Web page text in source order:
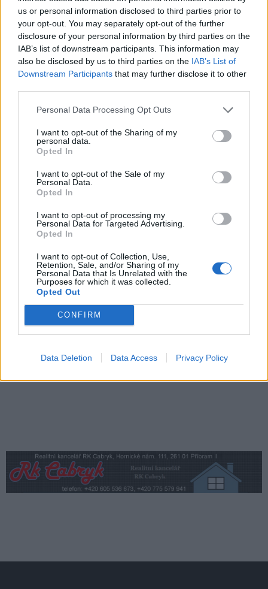
us or personal information disclosed to third parties prior to
your opt-out. You may separately opt-out of the further
disclosure of your personal information by third parties on the
IAB’s list of downstream participants. This information may
also be disclosed by us to third parties on the IAB’s List of
Downstream Participants that may further disclose it to other
Personal Data Processing Opt Outs
I want to opt-out of the Sharing of my
personal data.
Opted In
I want to opt-out of the Sale of my
Personal Data.
Opted In
I want to opt-out of processing my
Personal Data for Targeted Advertising.
Opted In
I want to opt-out of Collection, Use,
Retention, Sale, and/or Sharing of my
Personal Data that Is Unrelated with the
Purposes for which it was collected.
Opted Out
CONFIRM
Data Deletion Data Access Privacy Policy
Předchozí článek
Přehled: Kolik zaplatíme v roce
2021 na místních poplatcích
v Příbrami
Následující článek
V nouzovém stavu brali lidé Brdy
útokem. S pravidly se ale příliš
neobtěžovali
SOUVISEJÍCÍ ČLÁNKY
O čem se mluví
Parkovací dům jako levná garáž? Opozice
zpochybňuje jeho využití
O čem se mluví
Stačí občanka, nebo je průkazka nutná?
Příbram řeší jednodušší cestování
seniorů MHD
Obyvatelé upozorňují na problémy v okolí
náměstí 17. listopadu. Radnice tvrdí, že
situaci má pod kontrolou